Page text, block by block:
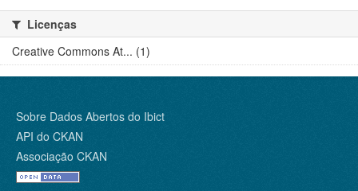
Licenças
Creative Commons At... (1)
Sobre Dados Abertos do Ibict
API do CKAN
Associação CKAN